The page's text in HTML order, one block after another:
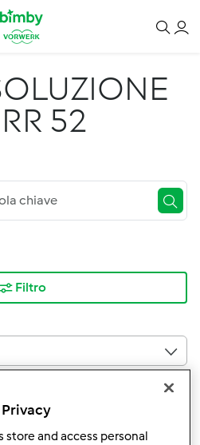
52
Filtro
Privacy
store and access personal